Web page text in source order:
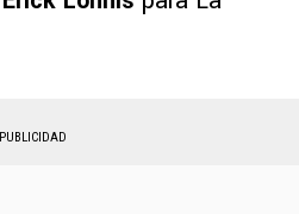
PUBLICIDAD